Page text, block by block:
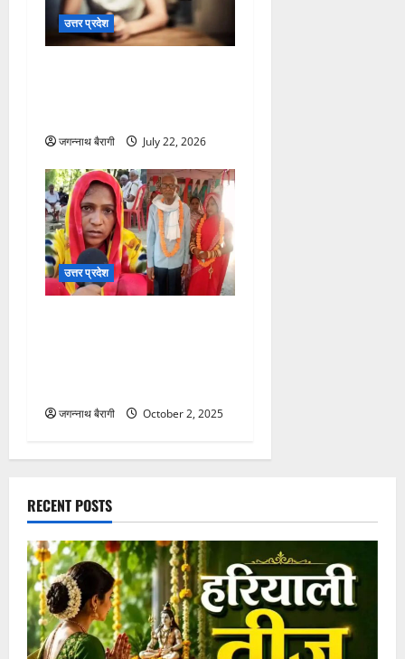
उत्तर प्रदेश
जगन्नाथ बैरागी July 22, 2026
उत्तर प्रदेश
जगन्नाथ बैरागी October 2, 2025
RECENT POSTS